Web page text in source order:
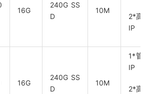
16G
240G SS
D
10M
2*高
IP
16G
240G SS
D
10M
1*管
IP
2*高